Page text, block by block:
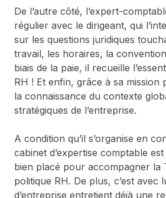
De l’autre côté, l’expert-
régulier avec le dirigeant, qui
sur les questions juridiques
travail, les horaires, la
biais de la paie, il recueille
RH ! Et enfin, grâce à sa mission
la connaissance du contexte
stratégiques de l’entreprise.
A condition qu’il s’organise en
cabinet d’expertise comptable
bien placé pour accompagner la
politique RH. De plus, c’est avec
d’entreprise entretient déjà une